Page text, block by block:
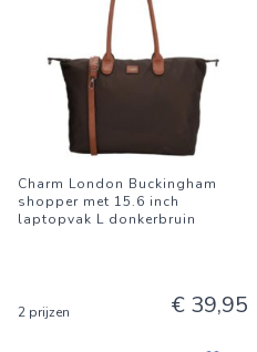
Charm London Buckingham
shopper met 15.6 inch
laptopvak L donkerbruin
2 prijzen € 39,95